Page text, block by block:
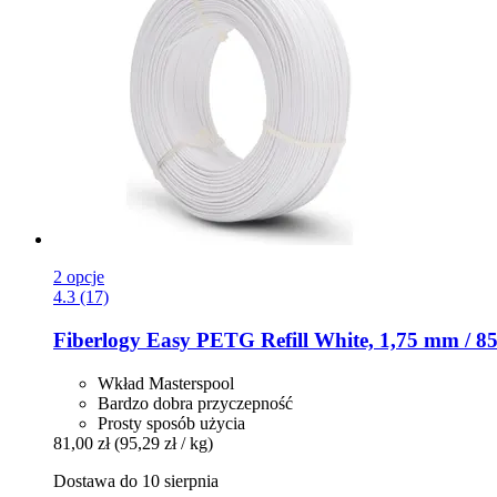
2 opcje
4.3 (17)
Fiberlogy Easy PETG Refill White, 1,75 mm /
Wkład Masterspool
Bardzo dobra przyczepność
Prosty sposób użycia
81,00 zł (95,29 zł / kg)
Dostawa do 10 sierpnia